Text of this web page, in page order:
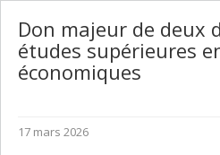
Don majeur de deux
études supérieures
économiques
17 mars 2026